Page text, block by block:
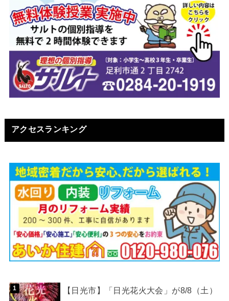
アクセスランキング
【日光市】「日光花火大会」が8/8（土）